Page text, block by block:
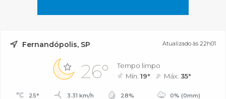
Fernandópolis, SP Atualizado às 22h01
26°
Tempo limpo
Mín.19° Máx.35°
25° 3.31 km/h 28% 0% (0mm)